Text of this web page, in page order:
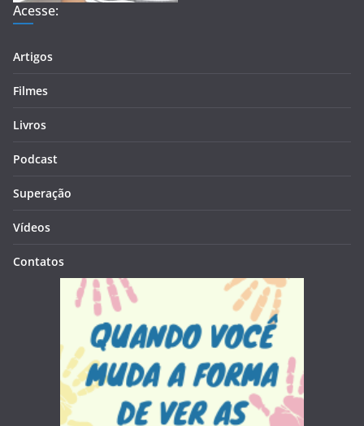
Acesse:
Artigos
Filmes
Livros
Podcast
Superação
Vídeos
Contatos